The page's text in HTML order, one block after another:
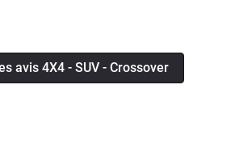
avis 4X4 - SUV - Crossover